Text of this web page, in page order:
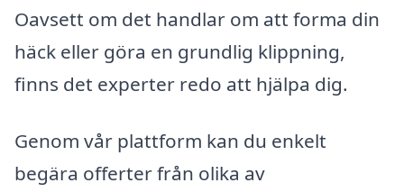
Oavsett om det handlar om att forma din
häck eller göra en grundlig klippning,
finns det experter redo att hjälpa dig.
Genom vår plattform kan du enkelt
begära offerter från olika av